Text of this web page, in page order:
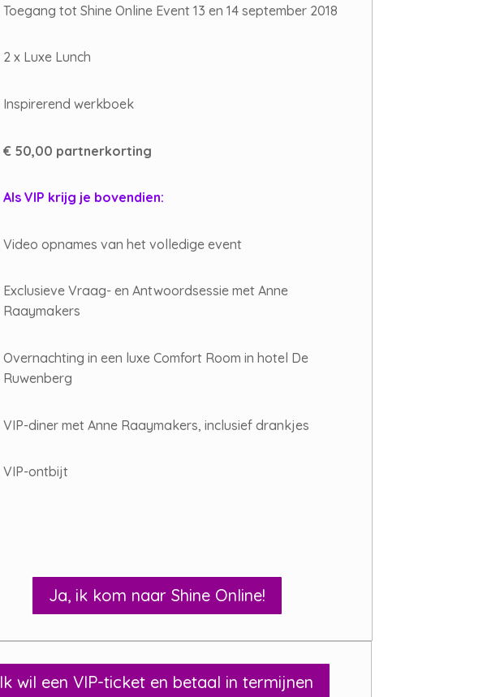
Toegang tot Shine Online Event 13 en 14 september 2018
2 x Luxe Lunch
Inspirerend werkboek
€ 50,00 partnerkorting
Als VIP krijg je bovendien:
Video opnames van het volledige event
Exclusieve Vraag- en Antwoordsessie met Anne
Raaymakers
Overnachting in een luxe Comfort Room in hotel De
Ruwenberg
VIP-diner met Anne Raaymakers, inclusief drankjes
VIP-ontbijt
Ja, ik kom naar Shine Online!
Ik wil een VIP-ticket en betaal in termijnen